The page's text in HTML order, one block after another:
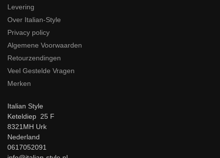
Levering
Over Italian-Style
Privacy policy
Algemene Voorwaarden
Retourzendingen
Veel Gestelde Vragen
Merken
Italian Style
Keteldiep 25 F
8321MH Urk
Nederland
0617052091